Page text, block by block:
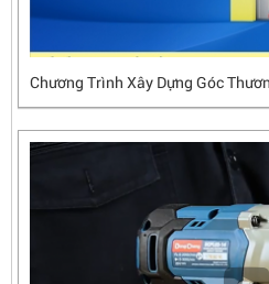
Chương Trình Xây Dựng Góc